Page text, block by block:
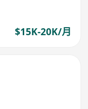
$15K-20K/月